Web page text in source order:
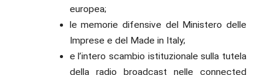
europea;
le memorie difensive del Ministero delle
Imprese e del Made in Italy;
e l’intero scambio istituzionale sulla tutela
della radio broadcast nelle connected